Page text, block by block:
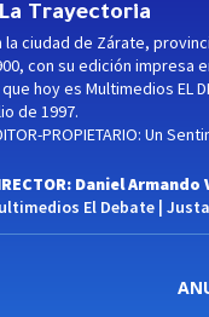
La Trayectoria
la ciudad de Zárate,
con su edición impresa
hoy es Multimedios EL
de 1997.
PROPIETARIO: Un
Daniel Armando
El Debate |